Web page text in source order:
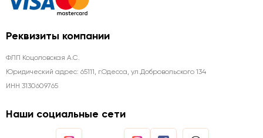
Реквизиты компании
ФЛП Коцоловская А.С.
Юридический адрес: 65111, г.Одесса, ул.Добровольского 134
ИНН 3130609765
Наши социальные сети